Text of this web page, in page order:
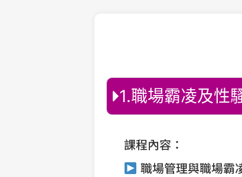
1.職場霸凌及性
課程內容：
職場管理與職場霸